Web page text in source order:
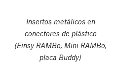
Insertos metálicos en
conectores de plástico
(Einsy RAMBo, Mini RAMBo,
placa Buddy)